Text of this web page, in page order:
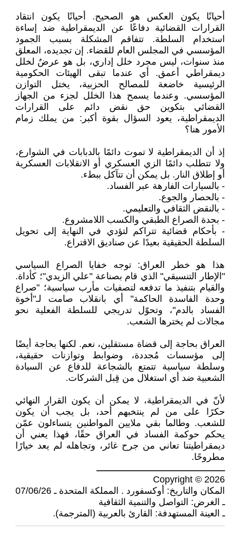
أحيانًا يكون العكس هو الصحيح. أحيانًا يكون انتقاد
القرارات القضائية دفاعًا عن الديمقراطية ضد إساءة
استخدام السلطة. تتفاقم المشكلة بسبب الجمود
المؤسسي في المجلس العام للقضاء. إن تجديده، المعلق
منذ سنوات، ليس مجرد خلل إداري، بل هو عرضٌ لخلل
ديمقراطي أعمق. أي عندما تبقى الهيئات الحكومية
الرئيسية خاضعة للمصالح الحزبية، يختل التوازن
المؤسسي. وعندما يسمح هذا الخلل لجزء من الجهاز
القضائي بتكوين حق نقض دائم على القرارات
الديمقراطية، يعود السؤال بقوة أكبر: من يملك زمام
الأمور هنا؟
إذ أن الديمقراطية لا تموت دائمًا بالدبابات في الشوارع،
ولا تتطلب دائمًا الزي العسكري أو الانقلابات العسكرية
أو إطلاق النار. بل يمكن أن تتآكل ببطء.
- بالسيارات الفارهة عبر الفساد.
- بالحصار والجوع.
- بالنقض الثقافي والتعليمي.
- بحدة الصراع الطبقي والكسب اللامشروع.
- بأحكام قضائية تتراكم لتؤدي في النهاية إلى تحويل
السلطة الحقيقية بعيدًا عن صناديق الاقتراع.
هذا هو خطر العراق: توجه خفايا الصراع السياسي
"الإطار التنسيقي" الذي قام بصناعة "علي الزيدي"؛ كأداة.
والقيام بتنفيذ ما تدفعه لتصفيات مأرب سياسية؛ "صراع
وحدة الفاسدة الحاكمة" أي بانقلاب صامت لـ"أخوة
الفساد بالدم"، وتحوّل تدريجي للسلطة الفعلية نحو
مجالات لم يخترها الشعب.
العراق بحاجة إلى قضاة مستقلين، نعم. لكنها بحاجة أيضًا
إلى مؤسسات مُجددة، وضوابط وتوازنات حقيقية،
وسلطة سياسية تتمتع بالشجاعة للدفاع عن السيادة
الشعبية ضد أي استغلال من قِبل الشركات.
لأنّ في الديمقراطية، لا يمكن أن يكون القرار النهائي
حكرًا على من لم ينتخبهم أحد، بل يجب أن يكون
للشعب. وطالما بقي ملايين المواطنين يتساءلون عمّن
يحكم حوكمة الفساد في العراق حقًا، فهذا يعني أن
ديمقراطيتنا تعاني من جرح غائر، وتجاهله لم يعد خيارًا
مطروحًا.
ــــــــــــــــــــــــــــــــــــــــــــــــــ
Copyright © 2026
المكان والتاريخ: أوكسفورد . المملكة المتحدة ـ 07/06/26
ـ الغرض: التواصل والتنمية الثقافية
ـ العينة المستهدفة: القارئ بالعربية (المترجمة).